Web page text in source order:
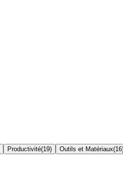
Productivité(19) Outils et Matériaux(16